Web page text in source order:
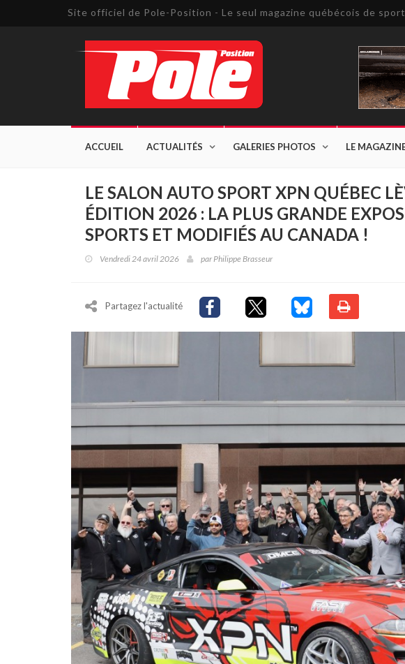
Site officiel de Pole-Position - Le seul magazine québécois de
ACCUEIL ACTUALITÉS GALERIES PHOTOS LE
LE SALON AUTO SPORT XPN QUÉBEC
ÉDITION 2026 : LA PLUS GRANDE
SPORTS ET MODIFIÉS AU CANADA !
Vendredi 24 avril 2026 parPhilippe Brasseur
Partagez l'actualité